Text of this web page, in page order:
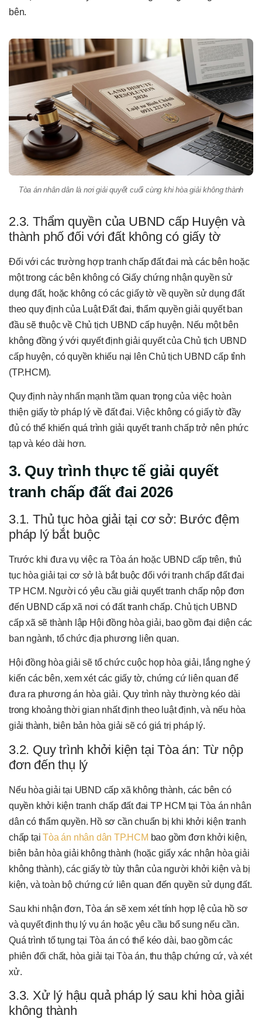
bên.
Tòa án nhân dân là nơi giải quyết cuối cùng khi hòa giải không thành
2.3. Thẩm quyền của UBND cấp Huyện và
thành phố đối với đất không có giấy tờ
Đối với các trường hợp tranh chấp đất đai mà các bên hoặc
một trong các bên không có Giấy chứng nhận quyền sử
dụng đất, hoặc không có các giấy tờ về quyền sử dụng đất
theo quy định của Luật Đất đai, thẩm quyền giải quyết ban
đầu sẽ thuộc về Chủ tịch UBND cấp huyện. Nếu một bên
không đồng ý với quyết định giải quyết của Chủ tịch UBND
cấp huyện, có quyền khiếu nại lên Chủ tịch UBND cấp tỉnh
(TP.HCM).
Quy định này nhấn mạnh tầm quan trọng của việc hoàn
thiện giấy tờ pháp lý về đất đai. Việc không có giấy tờ đầy
đủ có thể khiến quá trình giải quyết tranh chấp trở nên phức
tạp và kéo dài hơn.
3. Quy trình thực tế giải quyết
tranh chấp đất đai 2026
3.1. Thủ tục hòa giải tại cơ sở: Bước đệm
pháp lý bắt buộc
Trước khi đưa vụ việc ra Tòa án hoặc UBND cấp trên, thủ
tục hòa giải tại cơ sở là bắt buộc đối với tranh chấp đất đai
TP HCM. Người có yêu cầu giải quyết tranh chấp nộp đơn
đến UBND cấp xã nơi có đất tranh chấp. Chủ tịch UBND
cấp xã sẽ thành lập Hội đồng hòa giải, bao gồm đại diện các
ban ngành, tổ chức địa phương liên quan.
Hội đồng hòa giải sẽ tổ chức cuộc họp hòa giải, lắng nghe ý
kiến các bên, xem xét các giấy tờ, chứng cứ liên quan để
đưa ra phương án hòa giải. Quy trình này thường kéo dài
trong khoảng thời gian nhất định theo luật định, và nếu hòa
giải thành, biên bản hòa giải sẽ có giá trị pháp lý.
3.2. Quy trình khởi kiện tại Tòa án: Từ nộp
đơn đến thụ lý
Nếu hòa giải tại UBND cấp xã không thành, các bên có
quyền khởi kiện tranh chấp đất đai TP HCM tại Tòa án nhân
dân có thẩm quyền. Hồ sơ cần chuẩn bị khi khởi kiện tranh
chấp tạiTòa án nhân dân TP.HCM bao gồm đơn khởi kiện,
biên bản hòa giải không thành (hoặc giấy xác nhận hòa giải
không thành), các giấy tờ tùy thân của người khởi kiện và bị
kiện, và toàn bộ chứng cứ liên quan đến quyền sử dụng đất.
Sau khi nhận đơn, Tòa án sẽ xem xét tính hợp lệ của hồ sơ
và quyết định thụ lý vụ án hoặc yêu cầu bổ sung nếu cần.
Quá trình tố tụng tại Tòa án có thể kéo dài, bao gồm các
phiên đối chất, hòa giải tại Tòa án, thu thập chứng cứ, và xét
xử.
3.3. Xử lý hậu quả pháp lý sau khi hòa giải
không thành